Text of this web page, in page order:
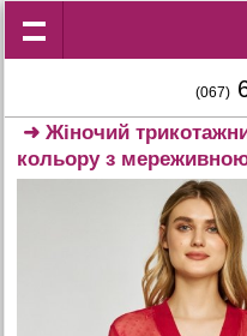
(067)
➜Жіночий
кольору з